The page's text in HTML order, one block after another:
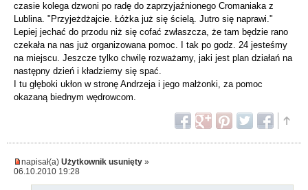
czasie kolega dzwoni po radę do zaprzyjaźnionego Cromaniaka z
Lublina. "Przyjeżdżajcie. Łóżka już się ścielą. Jutro się naprawi."
Lepiej jechać do przodu niż się cofać zwłaszcza, że tam będzie rano
czekała na nas już organizowana pomoc. I tak po godz. 24 jesteśmy
na miejscu. Jeszcze tylko chwilę rozważamy, jaki jest plan działań na
następny dzień i kładziemy się spać.
I tu głęboki ukłon w stronę Andrzeja i jego małżonki, za pomoc
okazaną biednym wędrowcom.
napisał(a) Użytkownik usunięty »
06.10.2010 19:28